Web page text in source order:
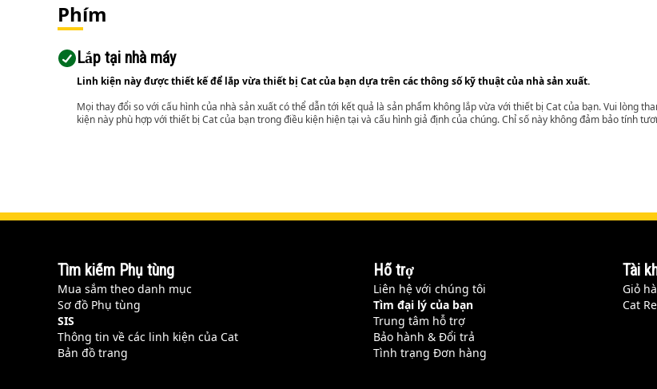
Phím
Lắp tại nhà máy
Linh kiện này được thiết kế để lắp vừa thiết bị Cat của bạn dựa trên các thông số kỹ thuật của nhà sản xuất.
Mọi thay đổi so với cấu hình của nhà sản xuất có thể dẫn tới kết quả là sản phẩm không lắp vừa với thiết bị Cat của bạn. Vui lòng
kiện này phù hợp với thiết bị Cat của bạn trong điều kiện hiện tại và cấu hình giả định của chúng. Chỉ số này không đảm bảo tính
Tìm kiếm Phụ tùng
Mua sắm theo danh mục
Sơ đồ Phụ tùng
SIS
Thông tin về các linh kiện của Cat
Bản đồ trang
Hỗ trợ
Liên hệ với chúng tôi
Tìm đại lý của bạn
Trung tâm hỗ trợ
Bảo hành & Đổi trả
Tình trạng Đơn hàng
Tài
Giỏ
Cat